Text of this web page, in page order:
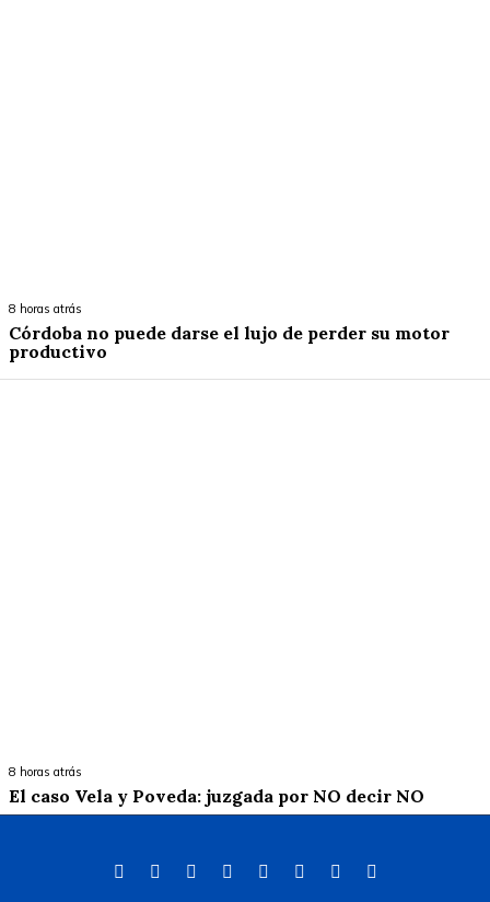
8 horas atrás
Córdoba no puede darse el lujo de perder su motor
productivo
8 horas atrás
El caso Vela y Poveda: juzgada por NO decir NO